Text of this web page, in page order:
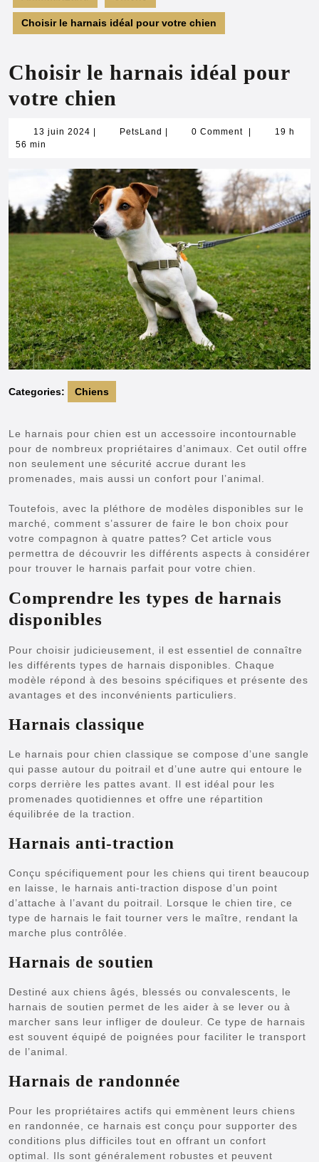
Choisir le harnais idéal pour votre chien
Choisir le harnais idéal pour
votre chien
13 juin 2024 13
PetsLand PetsLand0 Comment
19 h
56 min
Categories: Chiens
Le harnais pour chien est un accessoire incontournable
pour de nombreux propriétaires d’animaux. Cet outil offre
non seulement une sécurité accrue durant les
promenades, mais aussi un confort pour l’animal.
Toutefois, avec la pléthore de modèles disponibles sur le
marché, comment s’assurer de faire le bon choix pour
votre compagnon à quatre pattes? Cet article vous
permettra de découvrir les différents aspects à considérer
pour trouver le harnais parfait pour votre chien.
Comprendre les types de harnais
disponibles
Pour choisir judicieusement, il est essentiel de connaître
les différents types de harnais disponibles. Chaque
modèle répond à des besoins spécifiques et présente des
avantages et des inconvénients particuliers.
Harnais classique
Le harnais pour chien classique se compose d’une sangle
qui passe autour du poitrail et d’une autre qui entoure le
corps derrière les pattes avant. Il est idéal pour les
promenades quotidiennes et offre une répartition
équilibrée de la traction.
Harnais anti-traction
Conçu spécifiquement pour les chiens qui tirent beaucoup
en laisse, le harnais anti-traction dispose d’un point
d’attache à l’avant du poitrail. Lorsque le chien tire, ce
type de harnais le fait tourner vers le maître, rendant la
marche plus contrôlée.
Harnais de soutien
Destiné aux chiens âgés, blessés ou convalescents, le
harnais de soutien permet de les aider à se lever ou à
marcher sans leur infliger de douleur. Ce type de harnais
est souvent équipé de poignées pour faciliter le transport
de l’animal.
Harnais de randonnée
Pour les propriétaires actifs qui emmènent leurs chiens
en randonnée, ce harnais est conçu pour supporter des
conditions plus difficiles tout en offrant un confort
optimal. Ils sont généralement robustes et peuvent